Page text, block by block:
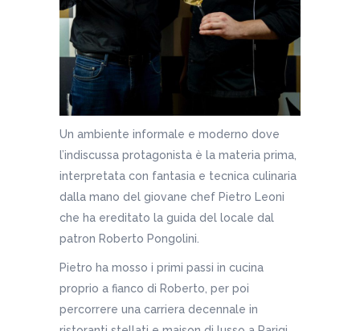
Un ambiente informale e moderno dove
l’indiscussa protagonista è la materia prima,
interpretata con fantasia e tecnica culinaria
dalla mano del giovane chef Pietro Leoni
che ha ereditato la guida del locale dal
patron Roberto Pongolini.
Pietro ha mosso i primi passi in cucina
proprio a fianco di Roberto, per poi
percorrere una carriera decennale in